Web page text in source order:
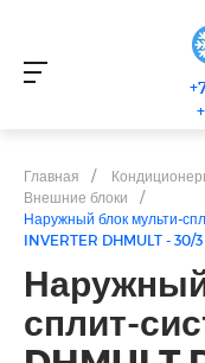
Главная /
Внешние блоки
/
Наружный блок мульти-
INVERTER DHMULT - 30/3
сплит-